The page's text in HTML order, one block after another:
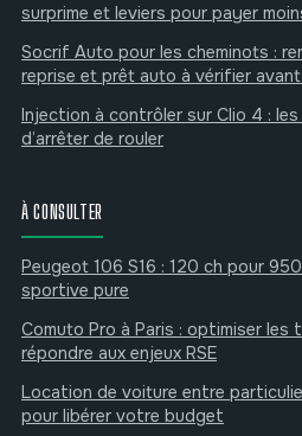
surprime et leviers pour payer
Socrif Auto pour les cheminots :
reprise et prêt auto à vérifier
Injection à contrôler sur Clio 4 :
d’arrêter de rouler
À CONSULTER
Peugeot 106 S16 : 120 ch pour
sportive pure
Comuto Pro à Paris : optimiser
répondre aux enjeux RSE
Location de voiture entre
pour libérer votre budget